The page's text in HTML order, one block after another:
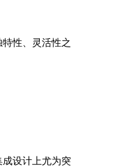
性、灵活性之
设计上尤为突